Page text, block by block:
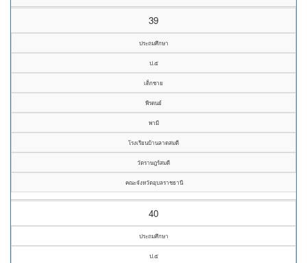
39
ประถมศึกษา
ป.๕
เด็กชาย
พีรดนย์
พามี
โรงเรียนบ้านลาดสมดี
วัดราษฎร์สมดี
คณะจังหวัดอุบลราชธานี
40
ประถมศึกษา
ป.๕